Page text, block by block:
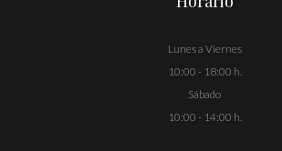
Lunes a Viernes
10:00 - 18:00 h.
Sábado
10:00 - 14:00 h.